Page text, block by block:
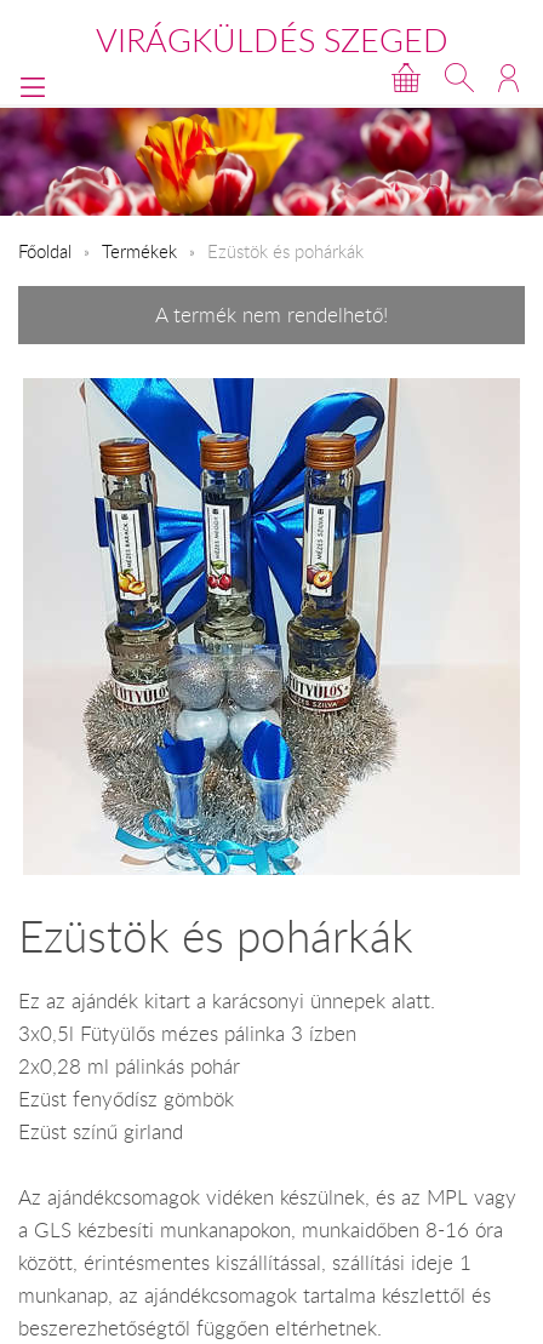
VIRÁGKÜLDÉS SZEGED
Főoldal Termékek Ezüstök és pohárkák
A termék nem rendelhető!
Ezüstök és pohárkák
Ez az ajándék kitart a karácsonyi ünnepek alatt.
3x0,5l Fütyülős mézes pálinka 3 ízben
2x0,28 ml pálinkás pohár
Ezüst fenyődísz gömbök
Ezüst színű girland
Az ajándékcsomagok vidéken készülnek, és az MPL vagy
a GLS kézbesíti munkanapokon, munkaidőben 8-16 óra
között, érintésmentes kiszállítással, szállítási ideje 1
munkanap, az ajándékcsomagok tartalma készlettől és
beszerezhetőségtől függően eltérhetnek.